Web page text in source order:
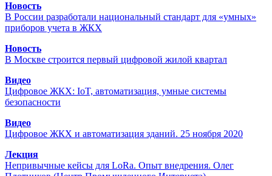
Новость
В России разработали национальный стандарт для «умных»
приборов учета в ЖКХ
Новость
В Москве строится первый цифровой жилой квартал
Видео
Цифровое ЖКХ: IoT, автоматизация, умные системы
безопасности
Видео
Цифровое ЖКХ и автоматизация зданий. 25 ноября 2020
Лекция
Непривычные кейсы для LoRa. Опыт внедрения. Олег